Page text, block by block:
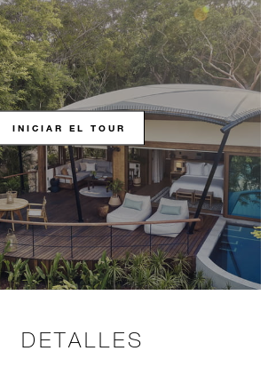
INICIAR EL TOUR
DETALLES